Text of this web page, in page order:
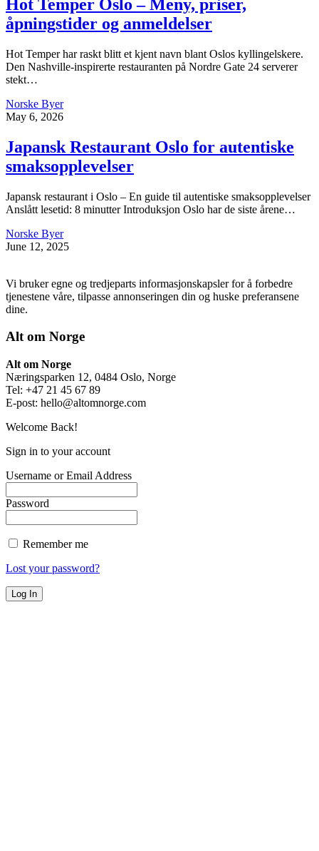
Hot Temper Oslo – Meny, priser,
åpningstider og anmeldelser
Hot Temper har raskt blitt et kjent navn blant Oslos kyllingelskere.
Den Nashville-inspirerte restauranten på Nordre Gate 24 serverer
stekt…
Norske Byer
May 6, 2026
Japansk Restaurant Oslo for autentiske
smaksopplevelser
Japansk restaurant i Oslo – En guide til autentiske smaksopplevelser
Anslått lesetid: 8 minutter Introduksjon Oslo har de siste årene…
Norske Byer
June 12, 2025
Vi bruker egne og tredjeparts informasjonskapsler for å forbedre
tjenestene våre, tilpasse annonseringen din og huske preferansene
dine.
Alt om Norge
Alt om Norge
Næringsparken 12, 0484 Oslo, Norge
Tel: +47 21 45 67 89
E-post: hello@altomnorge.com
Welcome Back!
Sign in to your account
Username or Email Address
Password
Remember me
Lost your password?